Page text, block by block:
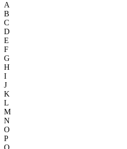
A
B
C
D
E
F
G
H
I
J
K
L
M
N
O
P
Q